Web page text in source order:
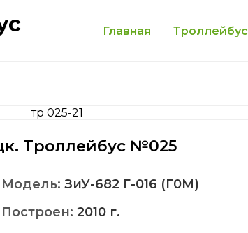
Главная Троллейбус
Троллейбус №025
Модель: ЗиУ-682 Г-016 (Г0М)
Построен: 2010 г.